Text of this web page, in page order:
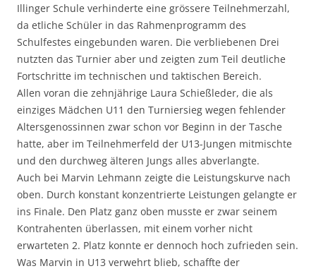
Illinger Schule verhinderte eine grössere Teilnehmerzahl,
da etliche Schüler in das Rahmenprogramm des
Schulfestes eingebunden waren. Die verbliebenen Drei
nutzten das Turnier aber und zeigten zum Teil deutliche
Fortschritte im technischen und taktischen Bereich.
Allen voran die zehnjährige Laura Schießleder, die als
einziges Mädchen U11 den Turniersieg wegen fehlender
Altersgenossinnen zwar schon vor Beginn in der Tasche
hatte, aber im Teilnehmerfeld der U13-Jungen mitmischte
und den durchweg älteren Jungs alles abverlangte.
Auch bei Marvin Lehmann zeigte die Leistungskurve nach
oben. Durch konstant konzentrierte Leistungen gelangte er
ins Finale. Den Platz ganz oben musste er zwar seinem
Kontrahenten überlassen, mit einem vorher nicht
erwarteten 2. Platz konnte er dennoch hoch zufrieden sein.
Was Marvin in U13 verwehrt blieb, schaffte der